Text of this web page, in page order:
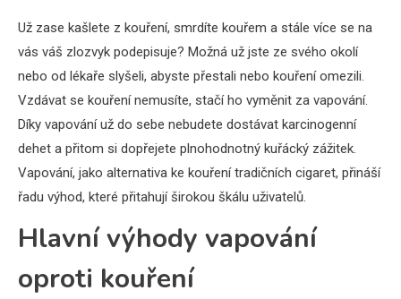
Už zase kašlete z kouření, smrdíte kouřem a stále více se na
vás váš zlozvyk podepisuje? Možná už jste ze svého okolí
nebo od lékaře slyšeli, abyste přestali nebo kouření omezili.
Vzdávat se kouření nemusíte, stačí ho vyměnit za vapování.
Díky vapování už do sebe nebudete dostávat karcinogenní
dehet a přitom si dopřejete plnohodnotný kuřácký zážitek.
Vapování, jako alternativa ke kouření tradičních cigaret, přináší
řadu výhod, které přitahují širokou škálu uživatelů.
Hlavní výhody vapování
oproti kouření